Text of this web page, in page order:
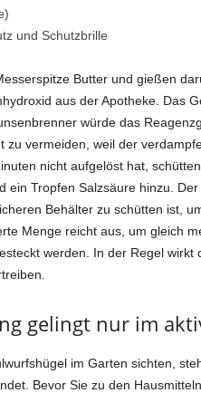
und Schutzbrille
Butter und gießen
aus der Apotheke. Das
würde das
vermeiden, weil der
nicht aufgelöst hat,
ein Tropfen Salzsäure hinzu.
Behälter zu schütten ist,
Menge reicht aus, um gleich
werden. In der Regel wirkt
gelingt nur im
im Garten sichten,
Bevor Sie zu den